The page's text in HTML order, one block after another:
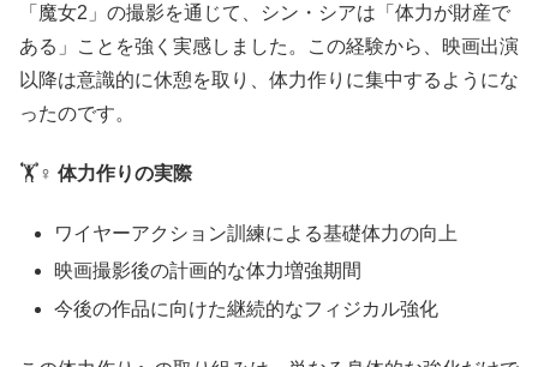
「魔女2」の撮影を通じて、シン・シアは「体力が財産で
ある」ことを強く実感しました。この経験から、映画出演
以降は意識的に休憩を取り、体力作りに集中するようにな
ったのです。
🏋️♀️ 体力作りの実際
ワイヤーアクション訓練による基礎体力の向上
映画撮影後の計画的な体力増強期間
今後の作品に向けた継続的なフィジカル強化